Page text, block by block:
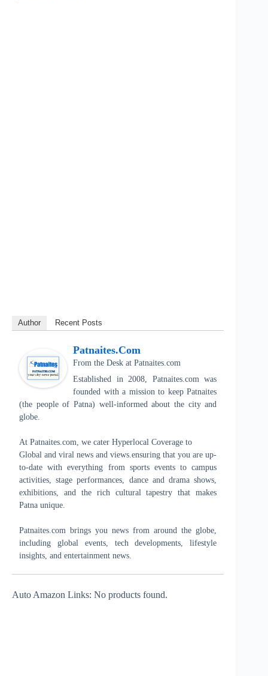
Author Recent Posts
Patnaites.com
From the Desk at Patnaites.com
Established in 2008, Patnaites.com was
founded with a mission to keep Patnaites
(the people of Patna) well-informed about the city and
globe.
At Patnaites.com, we cater Hyperlocal Coverage to
Global and viral news and views.ensuring that you are up-
to-date with everything from sports events to campus
activities, stage performances, dance and drama shows,
exhibitions, and the rich cultural tapestry that makes
Patna unique.
Patnaites.com brings you news from around the globe,
including global events, tech developments, lifestyle
insights, and entertainment news.
Auto Amazon Links: No products found.